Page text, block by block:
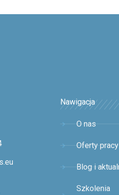
Nawigacja
O nas
Oferty pracy
Blog i
Szkolenia